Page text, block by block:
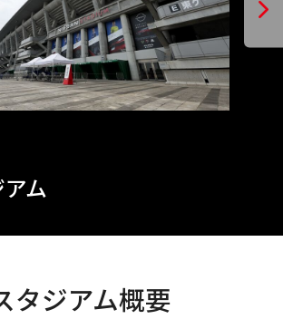
ム
タジアム概要